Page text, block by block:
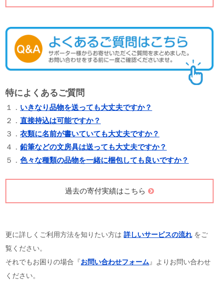
特によくあるご質問
１． いきなり品物を送っても大丈夫ですか？
２．直接持込は可能ですか？
３．衣類に名前が書いていても大丈夫ですか？
４．鉛筆などの文房具は送っても大丈夫ですか？
５．色々な種類の品物を一緒に梱包しても良いですか？
過去の寄付実績はこちら
更に詳しくご利用方法を知りたい方は詳しいサービスの流れ をご
覧ください。
それでもお困りの場合『お問い合わせフォーム』よりお問い合わせ
ください。